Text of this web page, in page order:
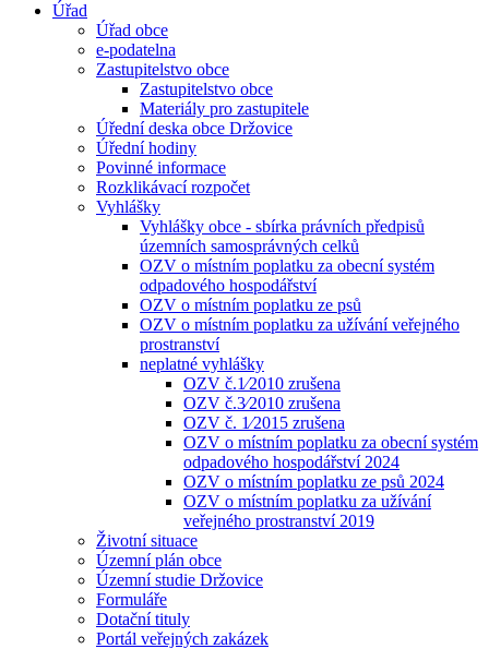
Úřad
Úřad obce
e-podatelna
Zastupitelstvo obce
Zastupitelstvo obce
Materiály pro zastupitele
Úřední deska obce Držovice
Úřední hodiny
Povinné informace
Rozklikávací rozpočet
Vyhlášky
Vyhlášky obce - sbírka právních předpisů
územních samosprávných celků
OZV o místním poplatku za obecní systém
odpadového hospodářství
OZV o místním poplatku ze psů
OZV o místním poplatku za užívání veřejného
prostranství
neplatné vyhlášky
OZV č.1⁄2010 zrušena
OZV č.3⁄2010 zrušena
OZV č. 1⁄2015 zrušena
OZV o místním poplatku za obecní systém
odpadového hospodářství 2024
OZV o místním poplatku ze psů 2024
OZV o místním poplatku za užívání
veřejného prostranství 2019
Životní situace
Územní plán obce
Územní studie Držovice
Formuláře
Dotační tituly
Portál veřejných zakázek